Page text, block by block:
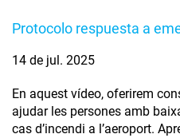
Protocolo respuesta a
14 de jul. 2025
En aquest vídeo, oferirem
ajudar les persones amb
cas d’incendi a l’aeroport.